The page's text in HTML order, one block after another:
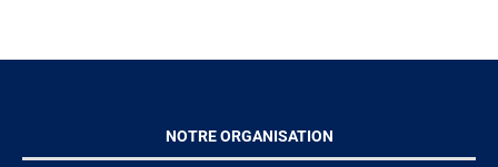
NOTRE ORGANISATION